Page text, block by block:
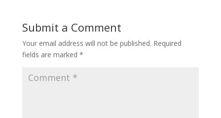
sekolah dalam
menekankan
pentingnya lesson
satu strategi utama
Submit a Comment
Your email address will not be published. Required
fields are marked *